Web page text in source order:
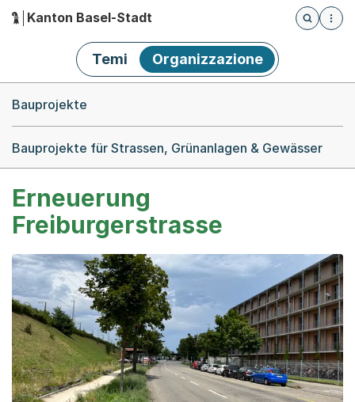
Hauptnavigation
Kanton Basel-Stadt
Öffnet
Temi Organizzazione
Bauprojekte
Bauprojekte für Strassen, Grünanlagen & Gewässer
Erneuerung
Freiburgerstrasse